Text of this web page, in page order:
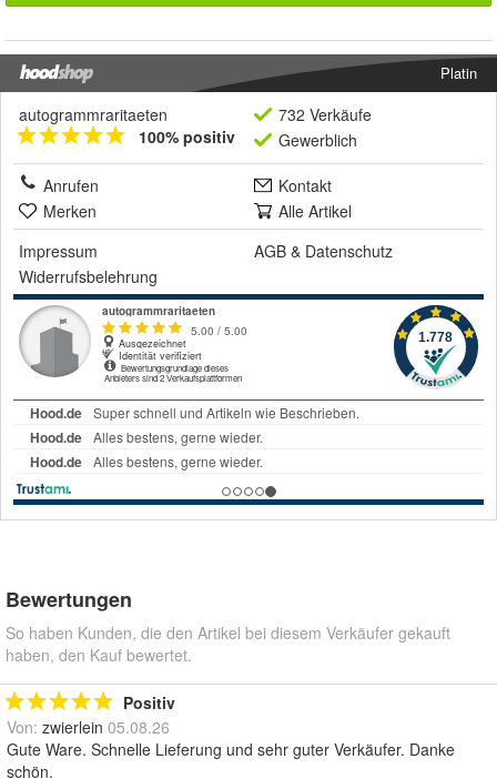
Platin
autogrammraritaeten
100% positiv
732 Verkäufe
Gewerblich
Anrufen
Kontakt
Merken
Alle Artikel
Impressum
AGB & Datenschutz
Widerrufsbelehrung
Bewertungen
So haben Kunden, die den Artikel bei diesem Verkäufer gekauft
haben, den Kauf bewertet.
Positiv
Von: zwierlein 05.08.26
Gute Ware. Schnelle Lieferung und sehr guter Verkäufer. Danke
schön.